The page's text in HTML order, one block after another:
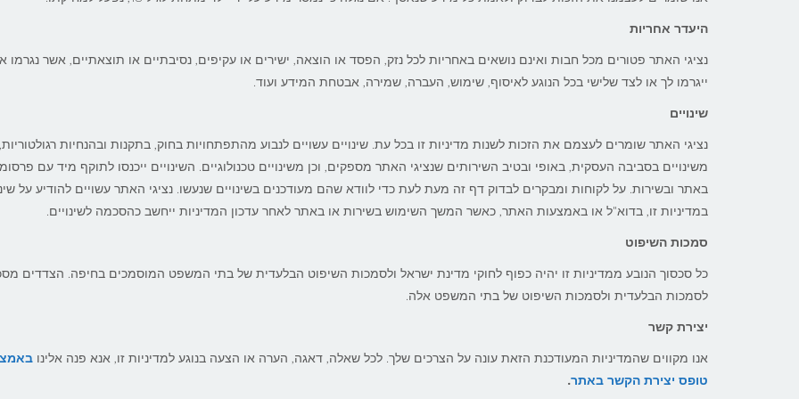
היעדר אחריות
נציגי האתר פטורים מכל חבות ואינם נושאים באחריות לכל נזק, הפסד או הוצאה, ישירים או עקיפים, נסיבתיים או תוצאתיים, אשר נגרמו
ייגרמו לך או לצד שלישי בכל הנוגע לאיסוף, שימוש, העברה, שמירה, אבטחת המידע ועוד.
שינויים
נציגי האתר שומרים לעצמם את הזכות לשנות מדיניות זו בכל עת. שינויים עשויים לנבוע מהתפתחויות בחוק, בתקנות ובהנחיות
משינויים בסביבה העסקית, באופי ובטיב השירותים שנציגי האתר מספקים, וכן משינויים טכנולוגיים. השינויים ייכנסו לתוקף מיד עם
באתר ובשירות. על לקוחות ומבקרים לבדוק דף זה מעת לעת כדי לוודא שהם מעודכנים בשינויים שנעשו. נציגי האתר עשויים להודיע על
במדיניות זו, בדוא"ל או באמצעות האתר, כאשר המשך השימוש בשירות או באתר לאחר עדכון המדיניות ייחשב כהסכמה לשינויים.
סמכות השיפוט
כל סכסוך הנובע ממדיניות זו יהיה כפוף לחוקי מדינת ישראל ולסמכות השיפוט הבלעדית של בתי המשפט המוסמכים בחיפה. הצדדים
לסמכות הבלעדית ולסמכות השיפוט של בתי המשפט אלה.
יצירת קשר
אנו מקווים שהמדיניות המעודכנת הזאת עונה על הצרכים שלך. לכל שאלה, דאגה, הערה או הצעה בנוגע למדיניות זו, אנא פנה אלינו
טופס יצירת הקשר באתר.